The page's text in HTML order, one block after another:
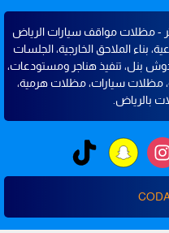
- مظلات مواقف سيارات الرياض
بناء الملاحق الخارجية، الجلسات
بنل، تنفيذ هناجر ومستودعات،
مظلات سيارات، مظلات هرمية،
بالرياض.